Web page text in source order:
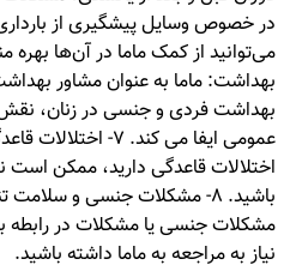
در خصوص وسایل پیشگیری از
بهداشت: ماما به عنوان مشاور
بهداشت فردی و جنسی در زنان،
عمومی ایفا می کند.
اختلالات قاعدگی دارید، ممکن است
باشید. 8- مشکلات جنسی و
مشکلات جنسی یا مشکلات در
نیاز به مراجعه به ماما داشته باشید.